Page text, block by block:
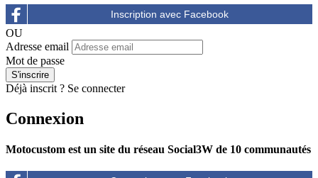
OU
Adresse email
Mot de passe
Déjà inscrit ? Se connecter
Connexion
Motocustom est un site du réseau Social3W de 10 communautés